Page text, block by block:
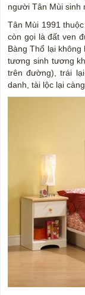
người Tân Mùi sinh
Tân Mùi 1991
còn gọi là đất ven
Bàng Thổ lại
tương sinh tương
trên đường), trái
danh, tài lộc lại